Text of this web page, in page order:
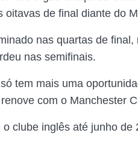
oitavas de final diante do
nas quartas de
nas semifinais.
tem mais uma
com o Manchester
clube inglês até junho de